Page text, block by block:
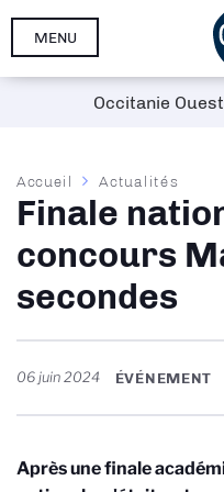
Aller
MENU
Fil
d'Ariane
Accueil Actualités
Finale
concours
secondes
06 juin 2024 ÉVÉNEMENT
Après une finale